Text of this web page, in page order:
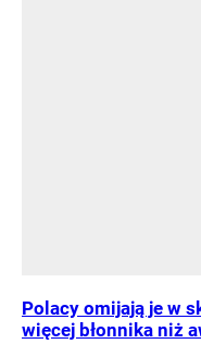
Polacy omijają je w
więcej błonnika niż